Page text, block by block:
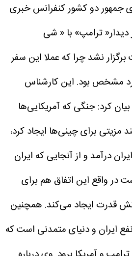
جمهور دو کشور کنفرانس خبری
دیدار« ترامپ» با « شی
نشد چرا که عملا این سفر
مشخص بود. این کارشناس
کرد: جنگی که آمریکایی‌ها
مزیتی برای چینی‌ها ایجاد کرد،
درآمد و از آنجایی که ایران
در واقع این اتفاق هم برای
قدرت ایجاد می‌کند. همچنین
ایران و دنیای متمدنی است که